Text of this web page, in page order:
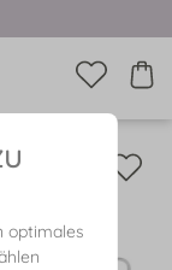
optimales